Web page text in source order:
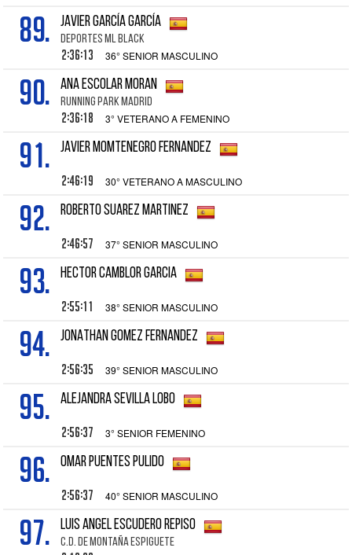
89. JAVIER GARCÍA GARCÍA
DEPORTES ML BLACK
2:36:13 36° SENIOR MASCULINO
90. ANA ESCOLAR MORAN
RUNNING PARK MADRID
2:36:18 3° VETERANO A FEMENINO
91. JAVIER MOMTENEGRO FERNANDEZ
2:46:19 30° VETERANO A MASCULINO
92. ROBERTO SUAREZ MARTINEZ
2:46:57 37° SENIOR MASCULINO
93. HECTOR CAMBLOR GARCIA
2:55:11 38° SENIOR MASCULINO
94. JONATHAN GOMEZ FERNANDEZ
2:56:35 39° SENIOR MASCULINO
95. ALEJANDRA SEVILLA LOBO
2:56:37 3° SENIOR FEMENINO
96. OMAR PUENTES PULIDO
2:56:37 40° SENIOR MASCULINO
97. LUIS ANGEL ESCUDERO REPISO
C.D. DE MONTAÑA ESPIGUETE